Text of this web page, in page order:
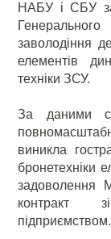
НАБУ і СБУ за
заволодіння
елементів
техніки ЗСУ.
За даними
виникла
бронетехніки
задоволення
контракт
підприємством.